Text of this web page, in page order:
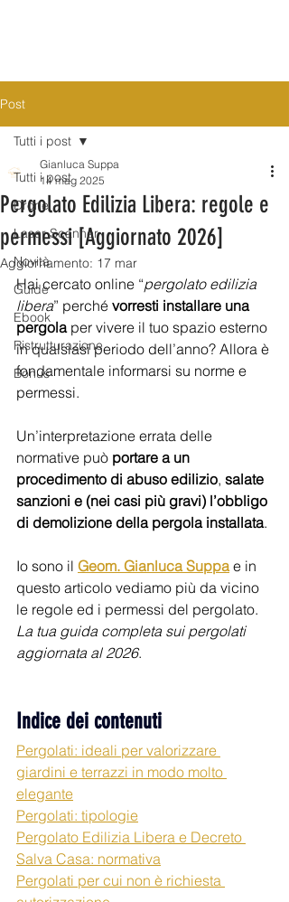
Post
Tutti i post
Drone
Laser Scanner
Novità
Guide
Ebook
Ristrutturazione
Bonus
Tutti i post
Pergolato Edilizia Libera: regole e
permessi [Aggiornato 2026]
Gianluca Suppa
14 mag 2025
Aggiornamento: 17 mar
Hai cercato online “pergolato edilizia
libera” perché vorresti installare una
pergola per vivere il tuo spazio esterno
in qualsiasi periodo dell’anno? Allora è
fondamentale informarsi su norme e
permessi.
Un’interpretazione errata delle
normative può portare a un
procedimento di abuso edilizio, salate
sanzioni e (nei casi più gravi) l’obbligo
di demolizione della pergola installata.
Io sono il Geom. Gianluca Suppa e in
questo articolo vediamo più da vicino
le regole ed i permessi del pergolato.
La tua guida completa sui pergolati
aggiornata al 2026.
Indice dei contenuti
Pergolati: ideali per valorizzare
giardini e terrazzi in modo molto
elegante
Pergolati: tipologie
Pergolato Edilizia Libera e Decreto
Salva Casa: normativa
Pergolati per cui non è richiesta